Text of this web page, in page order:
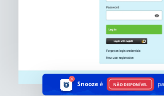
Snoozeé NÃO DISPONÍVEL